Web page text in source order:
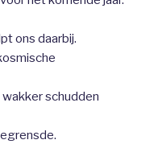
ons daarbij.
schudden